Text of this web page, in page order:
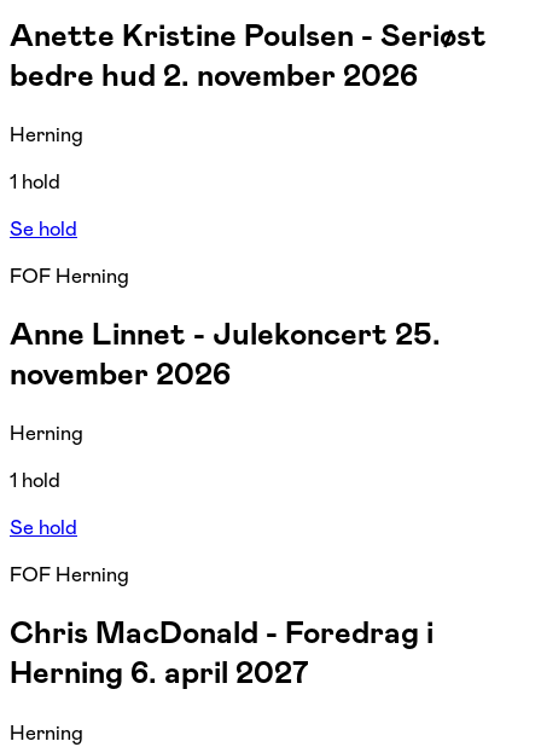
Anette Kristine Poulsen - Seriøst
bedre hud 2. november 2026
Herning
1 hold
Se hold
FOF Herning
Anne Linnet - Julekoncert 25.
november 2026
Herning
1 hold
Se hold
FOF Herning
Chris MacDonald - Foredrag i
Herning 6. april 2027
Herning